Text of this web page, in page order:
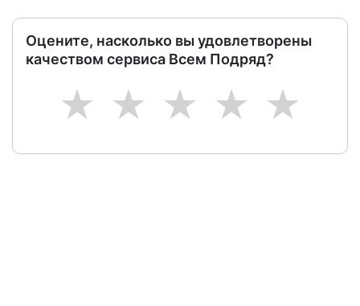
Оцените, насколько вы удовлетворены
качеством сервиса Всем Подряд?
5
4
3
2
1